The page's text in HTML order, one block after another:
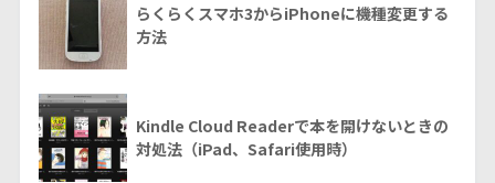
らくらくスマホ3からiPhoneに機種変更する
方法
Kindle Cloud Readerで本を開けないときの
対処法（iPad、Safari使用時）